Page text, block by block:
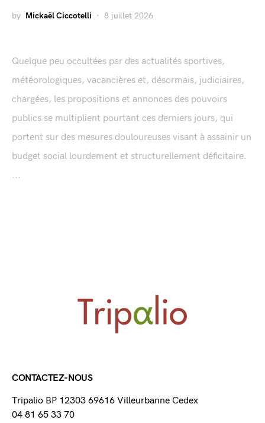
by Mickaël Ciccotelli 8 juillet 2026
Quelque peu occultées par des actualités sportives,
météorologiques, vacancières et, désormais, judiciaires,
chargées, les propositions et annonces des pouvoirs
publics se multiplient pourtant ces derniers jours, qui
portent sur des mesures douloureuses visant à assainir un
budget social lourdement et structurellement déficitaire.
...
CONTACTEZ-NOUS
Tripalio BP 12303 69616 Villeurbanne Cedex
04 81 65 33 70